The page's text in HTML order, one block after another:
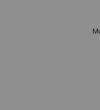
¡Hola, somos
antes de molestarle, pero